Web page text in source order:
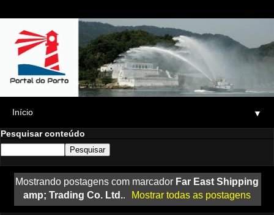
▼
Pesquisar conteúdo
Mostrando postagens com marcador Far East Shipping
amp; Trading Co. Ltd.. Mostrar todas as postagens